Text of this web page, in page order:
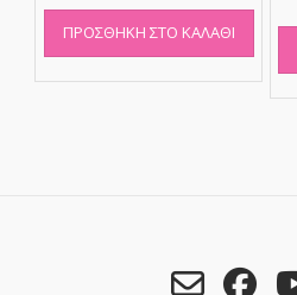
ΠΡΟΣΘΉΚΗ ΣΤΟ ΚΑΛΆΘΙ